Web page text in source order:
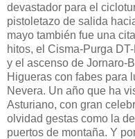
devastador para el
pistoletazo de salida
mayo también fue una
hitos, el Cisma-Purga
y el ascenso de Jornaro-
Higueras con fabes para
Nevera. Un año que ha
Asturiano, con gran
olvidad gestas como la
puertos de montaña. Y